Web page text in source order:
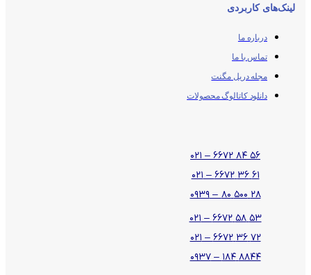
لینک‌های کاربردی
درباره ما
تماس با ما
مجله دریل مگنت
دانلود کاتالوگ محصولات
۵۶ ۸۴ ۶۶۷۲ – ۰۲۱
۶۱ ۳۶ ۶۶۷۲ – ۰۲۱
۲۸ ۵۰۰ ۸۰ – ۰۹۳۹
۵۳ ۵۸ ۶۶۷۲ – ۰۲۱
۷۲ ۳۶ ۶۶۷۲ – ۰۲۱
۸۸۴۴ ۱۸۴ – ۰۹۳۷